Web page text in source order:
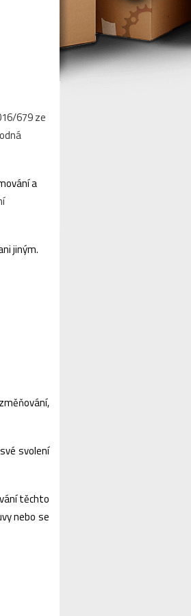
679 ze
a
jiným.
svolení
těchto
nebo se